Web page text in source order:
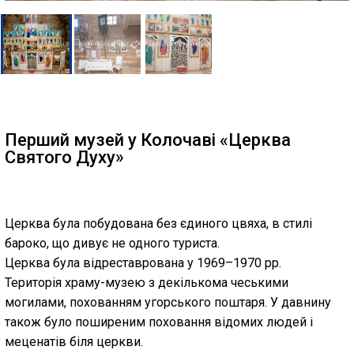
Перший музей у Колочаві «Церква
Святого Духу»
Церква була побудована без єдиного цвяха, в стилі
бароко, що дивує не одного туриста.
Церква була відреставрована у 1969–1970 рр.
Територія храму-музею з декількома чеськими
могилами, похованням угорського поштаря. У давнину
також було поширеним поховання відомих людей і
меценатів біля церкви.